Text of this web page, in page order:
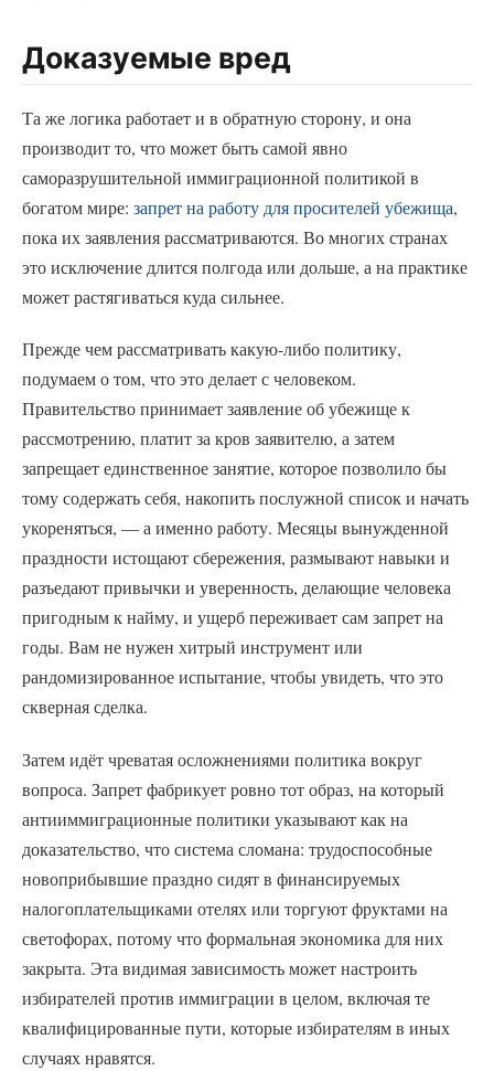
Доказуемые вред
Та же логика работает и в обратную сторону, и она
производит то, что может быть самой явно
саморазрушительной иммиграционной политикой в
богатом мире: запрет на работу для просителей убежища,
пока их заявления рассматриваются. Во многих странах
это исключение длится полгода или дольше, а на практике
может растягиваться куда сильнее.
Прежде чем рассматривать какую-либо политику,
подумаем о том, что это делает с человеком.
Правительство принимает заявление об убежище к
рассмотрению, платит за кров заявителю, а затем
запрещает единственное занятие, которое позволило бы
тому содержать себя, накопить послужной список и начать
укореняться, — а именно работу. Месяцы вынужденной
праздности истощают сбережения, размывают навыки и
разъедают привычки и уверенность, делающие человека
пригодным к найму, и ущерб переживает сам запрет на
годы. Вам не нужен хитрый инструмент или
рандомизированное испытание, чтобы увидеть, что это
скверная сделка.
Затем идёт чреватая осложнениями политика вокруг
вопроса. Запрет фабрикует ровно тот образ, на который
антииммиграционные политики указывают как на
доказательство, что система сломана: трудоспособные
новоприбывшие праздно сидят в финансируемых
налогоплательщиками отелях или торгуют фруктами на
светофорах, потому что формальная экономика для них
закрыта. Эта видимая зависимость может настроить
избирателей против иммиграции в целом, включая те
квалифицированные пути, которые избирателям в иных
случаях нравятся.